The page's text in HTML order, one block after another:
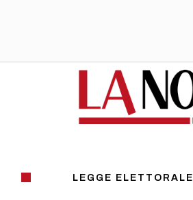
LEGGE ELETTORALE